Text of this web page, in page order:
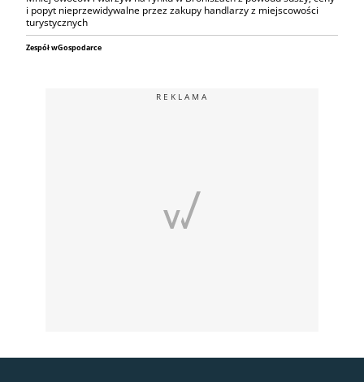
i popyt nieprzewidywalne przez zakupy handlarzy z miejscowości
turystycznych
Zespół wGospodarce
REKLAMA